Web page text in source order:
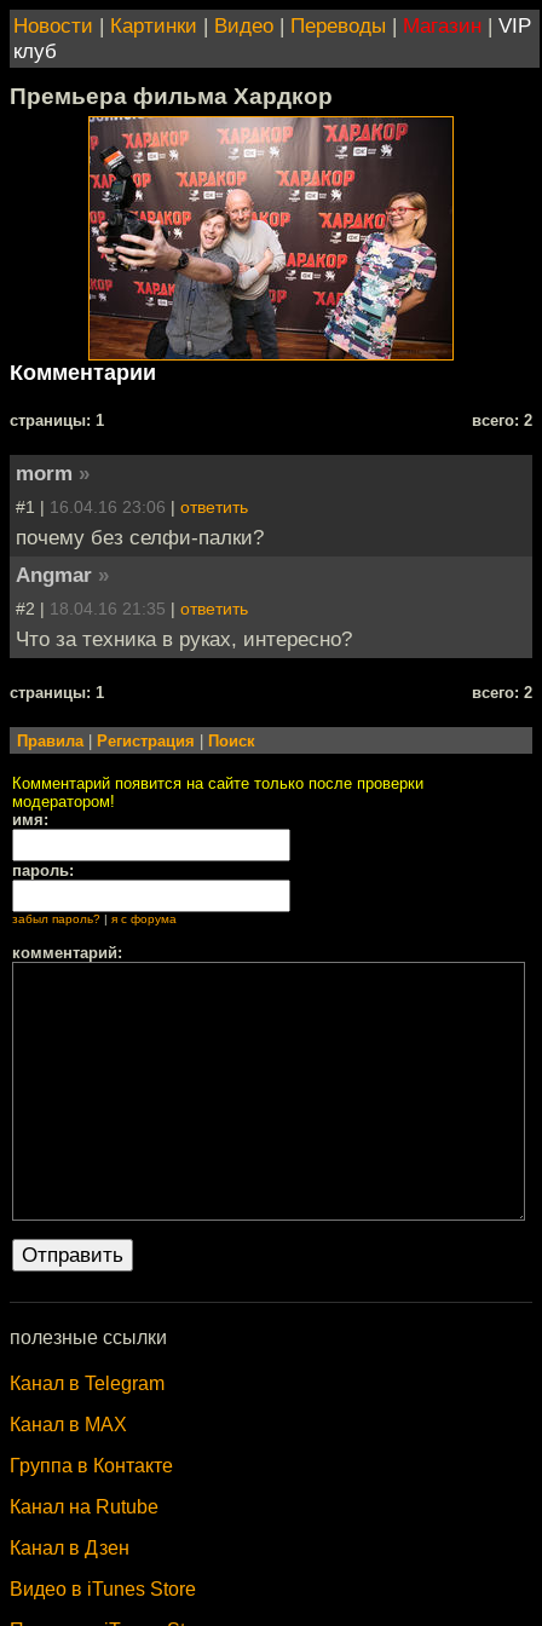
Новости | Картинки | Видео | Переводы | Магазин | VIP
клуб
Премьера фильма Хардкор
Комментарии
cтраницы: 1 всего: 2
morm »
#1 | 16.04.16 23:06 | ответить
почему без селфи-палки?
Angmar »
#2 | 18.04.16 21:35 | ответить
Что за техника в руках, интересно?
cтраницы: 1 всего: 2
Правила Регистрация Поиск
Комментарий появится на сайте только после проверки
модератором!
имя:
пароль:
забыл пароль? | я с форума
комментарий:
полезные ссылки
Канал в Telegram
Канал в MAX
Группа в Контакте
Канал на Rutube
Канал в Дзен
Видео в iTunes Store